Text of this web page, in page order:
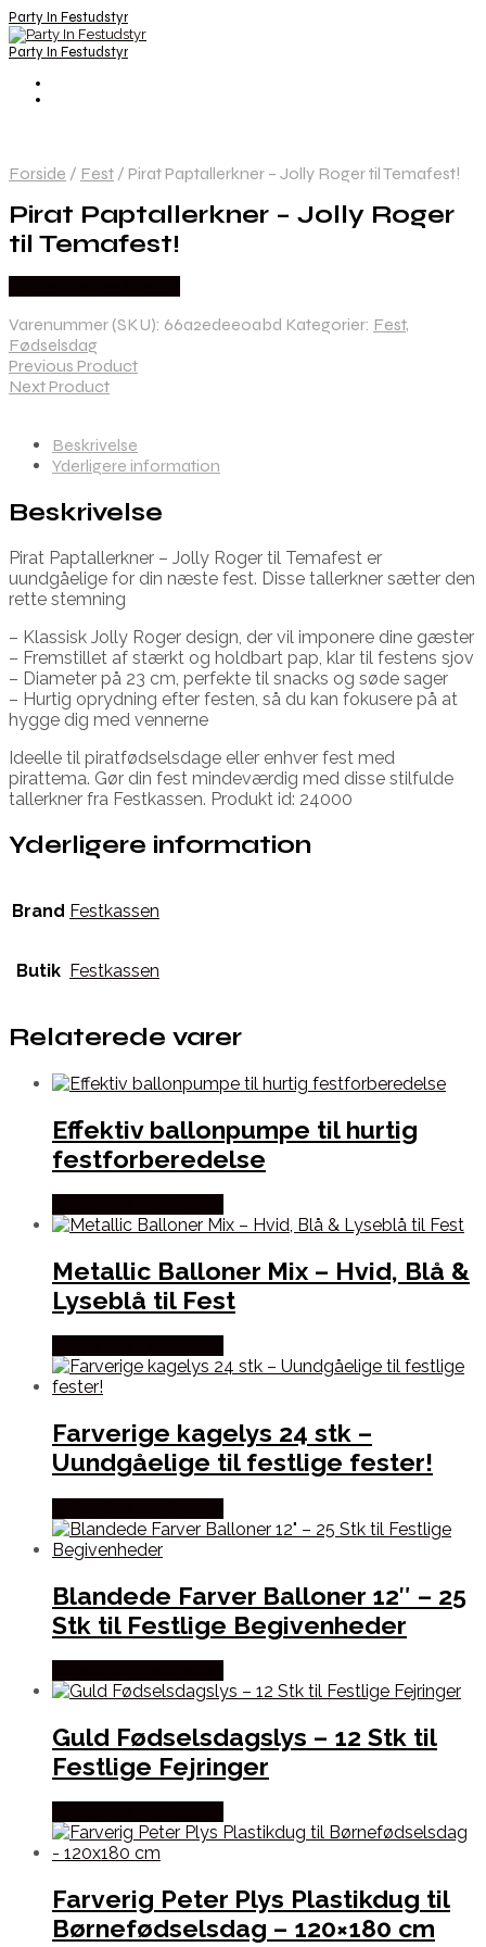
Party In Festudstyr
Party In Festudstyr
Forside / Fest / Pirat Paptallerkner – Jolly Roger til Temafest!
Pirat Paptallerkner – Jolly Roger
til Temafest!
Varenummer (SKU): 66a2edee0abd Kategorier: Fest,
Fødselsdag
Previous Product
Next Product
Beskrivelse
Yderligere information
Beskrivelse
Pirat Paptallerkner – Jolly Roger til Temafest er
uundgåelige for din næste fest. Disse tallerkner sætter den
rette stemning
– Klassisk Jolly Roger design, der vil imponere dine gæster
– Fremstillet af stærkt og holdbart pap, klar til festens sjov
– Diameter på 23 cm, perfekte til snacks og søde sager
– Hurtig oprydning efter festen, så du kan fokusere på at
hygge dig med vennerne
Ideelle til piratfødselsdage eller enhver fest med
pirattema. Gør din fest mindeværdig med disse stilfulde
tallerkner fra Festkassen. Produkt id: 24000
Yderligere information
Brand Festkassen
Butik Festkassen
Relaterede varer
Effektiv ballonpumpe til hurtig
festforberedelse
Metallic Balloner Mix – Hvid, Blå &
Lyseblå til Fest
Farverige kagelys 24 stk –
Uundgåelige til festlige fester!
Blandede Farver Balloner 12″ – 25
Stk til Festlige Begivenheder
Guld Fødselsdagslys – 12 Stk til
Festlige Fejringer
Farverig Peter Plys Plastikdug til
Børnefødselsdag – 120×180 cm